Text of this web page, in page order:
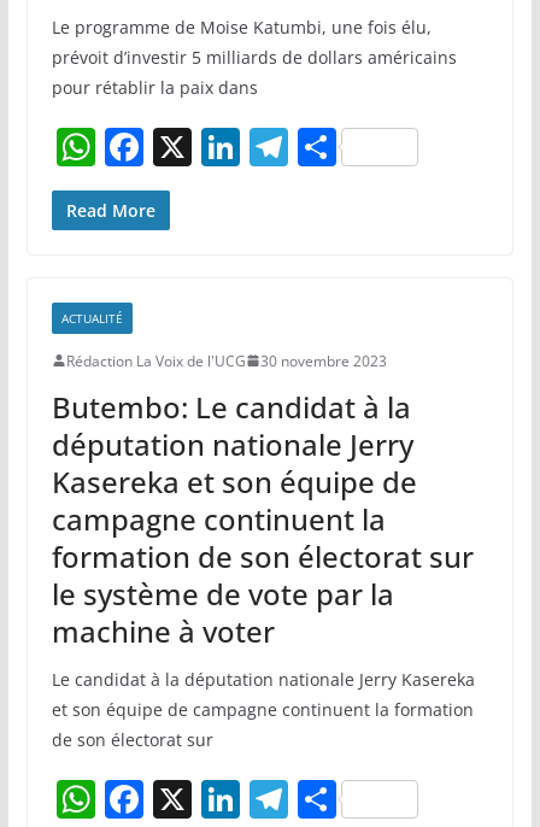
Le programme de Moise Katumbi, une fois élu,
prévoit d’investir 5 milliards de dollars américains
pour rétablir la paix dans
W
h
at
A
p
p
F
a
c
o
k
X Li T P
Read More
ACTUALITÉ
Rédaction La Voix de l'UCG 30 novembre 2023
Butembo: Le candidat à la
députation nationale Jerry
Kasereka et son équipe de
campagne continuent la
formation de son électorat sur
le système de vote par la
machine à voter
Le candidat à la députation nationale Jerry Kasereka
et son équipe de campagne continuent la formation
de son électorat sur
W F X Li T P